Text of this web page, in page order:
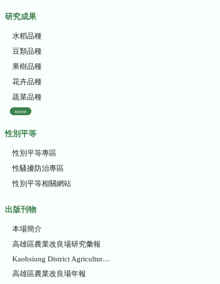
研究成果
水稻品種
豆類品種
果樹品種
花卉品種
蔬菜品種
more
性別平等
性別平等專區
性騷擾防治專區
性別平等相關網站
出版刊物
本場簡介
高雄區農業改良場研究彙報
Kaohsiung District Agricultural Research and Extension Station
高雄區農業改良場年報